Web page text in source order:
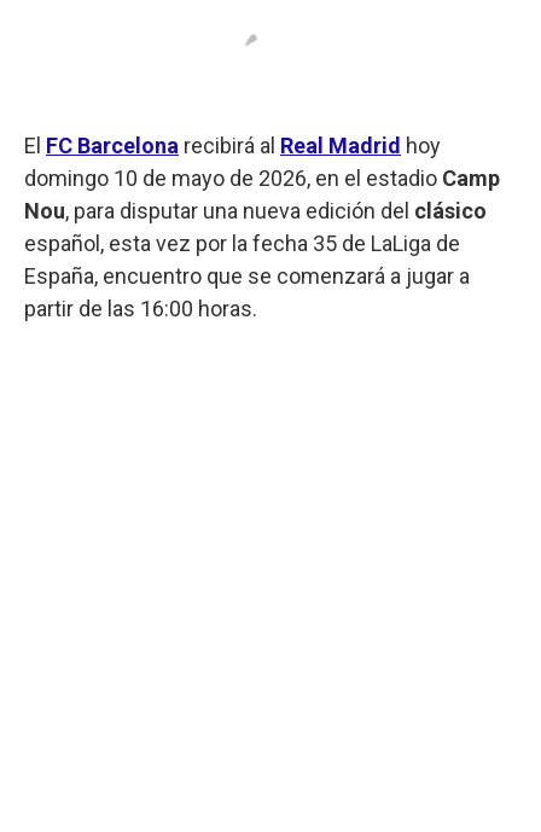
El FC Barcelona recibirá al Real Madrid hoy
domingo 10 de mayo de 2026, en el estadio Camp
Nou, para disputar una nueva edición del clásico
español, esta vez por la fecha 35 de LaLiga de
España, encuentro que se comenzará a jugar a
partir de las 16:00 horas.